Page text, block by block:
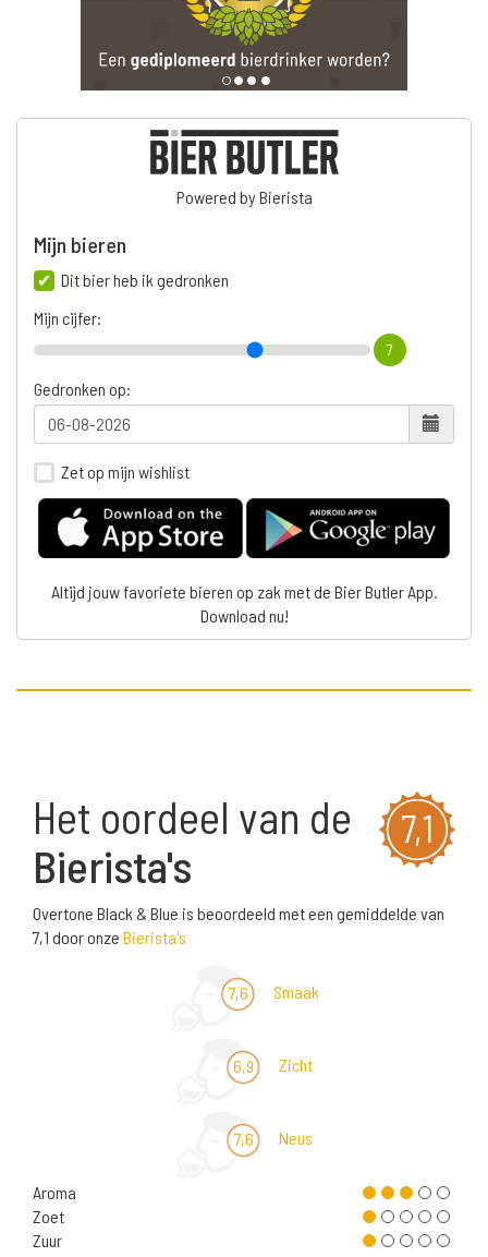
Powered by Bierista
Mijn bieren
Dit bier heb ik gedronken
Mijn cijfer:
7
Gedronken op:
Zet op mijn wishlist
Altijd jouw favoriete bieren op zak met de Bier Butler App.
Download nu!
7,1
Het oordeel van de
Bierista's
Overtone Black & Blue is beoordeeld met een gemiddelde van
7,1 door onze Bierista's
7,6 Smaak
6,9 Zicht
7,6 Neus
Aroma
Zoet
Zuur